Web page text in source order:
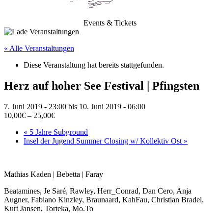
Events & Tickets
« Alle Veranstaltungen
Diese Veranstaltung hat bereits stattgefunden.
Herz auf hoher See Festival | Pfingsten
7. Juni 2019 - 23:00 bis 10. Juni 2019 - 06:00
10,00€ – 25,00€
« 5 Jahre Subground
Insel der Jugend Summer Closing w/ Kollektiv Ost »
Mathias Kaden | Bebetta | Faray
Beatamines, Je Saré, Rawley, Herr_Conrad, Dan Cero, Anja
Augner, Fabiano Kinzley, Braunaard, KahFau, Christian Bradel,
Kurt Jansen, Torteka, Mo.To